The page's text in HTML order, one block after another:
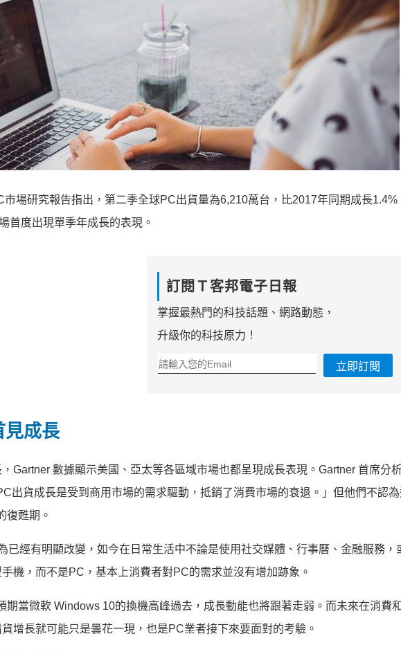
市場研究報告指出，第二季全球PC出貨量為6,210萬台，比2017年同期成長1.4%
首度出現單季年成長的表現。
訂閱Ｔ客邦電子日報
掌握最熱門的科技話題、網路動態，
升級你的科技原力！
立即訂閱
見成長
Gartner 數據顯示美國、亞太等各區域市場也都呈現成長表現。Gartner 首席分
出貨成長是受到商用市場的需求驅動，抵銷了消費市場的衰退。」但他們不認
復甦期。
已經有明顯改變，如今在日常生活中不論是使用社交媒體、行事曆、金融服務，
機，而不是PC，基本上消費者對PC的需求並沒有增加跡象。
期當微軟 Windows 10的換機高峰過去，成長動能也將跟著走弱。而未來在消費
增長就可能只是曇花一現，也是PC業者接下來要面對的考驗。